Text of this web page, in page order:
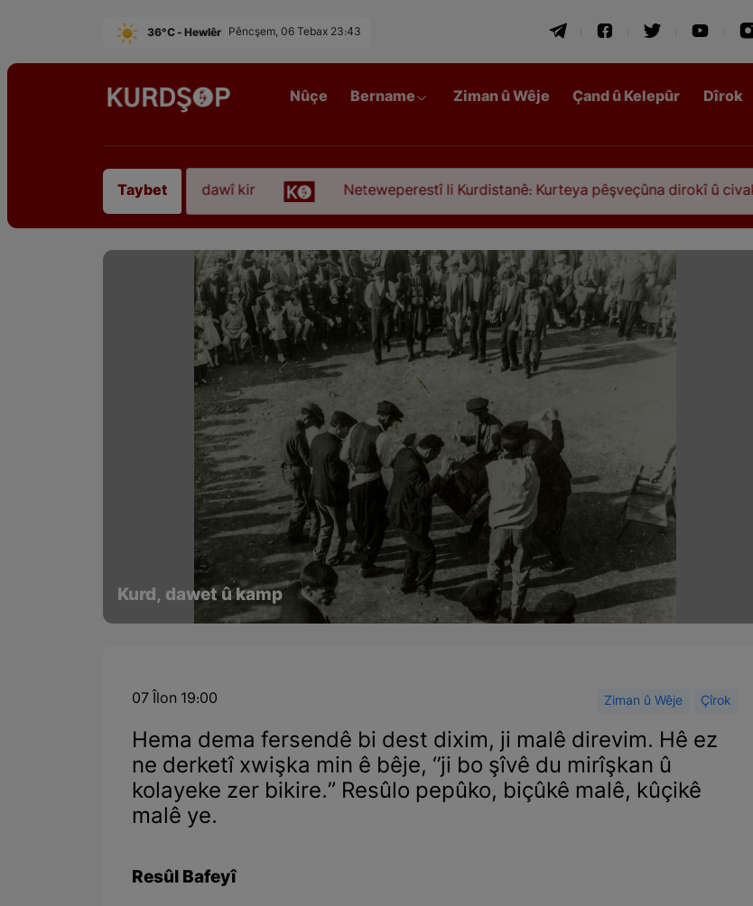
36°C - Hewlêr Pêncşem, 06 Tebax 23:43
Nûçe Bername Ziman û Wêje Çand û Kelepûr Dîrok
Taybet
Sofyanî” koça dawî kir Neteweperestî li Kurdistanê: Kurteya pêşveçûna dirokî û civakî-siyasî
Kurd, dawet û kamp
07 Îlon 19:00 Ziman û Wêje Çîrok
Hema dema fersendê bi dest dixim, ji malê direvim. Hê ez
ne derketî xwişka min ê bêje, ‘’ji bo şîvê du mirîşkan û
kolayeke zer bikire.” Resûlo pepûko, biçûkê malê, kûçikê
malê ye.
Resûl Bafeyî